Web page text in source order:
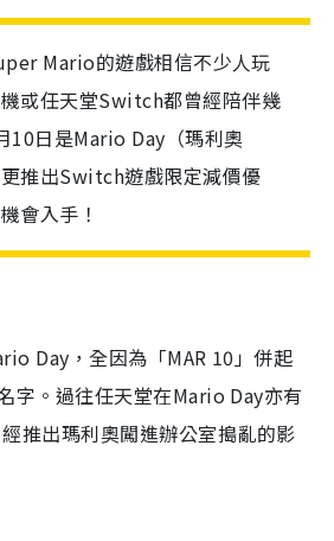
Mario的遊戲相信不少人玩
或任天堂Switch都曾經陪伴幾
10日是Mario Day（瑪利奧
推出Switch遊戲限定減價優
會入手！
Day，全因為「MAR 10」併起
字。過往任天堂在Mario Day亦有
推出瑪利奧闖進辦公室搗亂的影